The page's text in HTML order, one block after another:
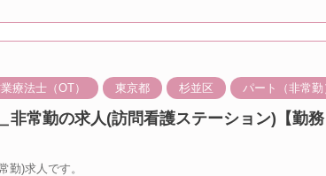
療法士（OT） 東京都 杉並区 パート（非常勤
非常勤の求人(訪問看護ステーション)【勤
勤)求人です。